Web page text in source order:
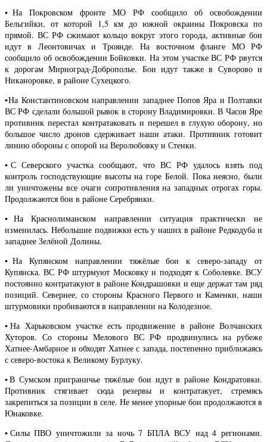
▪️На Покровском фронте МО РФ сообщило об освобождении
Бельгийки, от которой 1,5 км до южной окраины Покровска по
прямой. ВС РФ сжимают кольцо вокруг этого города, активные бои
идут в Леонтовичах и Троянде. На восточном фланге МО РФ
сообщило об освобождении Бойковки. На этом участке ВС РФ рвутся
к дорогам Мирноград-Доброполье. Бои идут также в Суворово и
Никаноровке, в районе Сухецкого.
▪️На Константиновском направлении западнее Попов Яра и Полтавки
ВС РФ сделали большой рывок в сторону Владимировки. В Часов Яре
противник перестал контратаковать и перешел в глухую оборону, но
большое число дронов сдерживает наши атаки. Противник готовит
линию обороны с опорой на Веролюбовку и Стенки.
▪️С Северского участка сообщают, что ВС РФ удалось взять под
контроль господствующие высоты на горе Белой. Пока неясно, были
ли уничтожены все очаги сопротивления на западных отрогах горы.
Продолжаются бои в районе Серебрянки.
▪️На Краснолиманском направлении ситуация практически не
изменилась. Небольшие подвижки есть у наших в районе Редкодуба и
западнее Зелёной Долины.
▪️На Купянском направлении тяжёлые бои к северо-западу от
Купянска. ВС РФ штурмуют Московку и подходят к Соболевке. ВСУ
постоянно контратакуют в районе Кондрашовки и еще держат там ряд
позиций. Севернее, со стороны Красного Первого и Каменки, наши
штурмовики пробиваются в направлении на Колодезное.
▪️На Харьковском участке есть продвижение в районе Волчанских
Хуторов. Со стороны Мелового ВС РФ продвинулись на рубеже
Хатнее-Амбарное и обходят Хатнее с запада, постепенно приближаясь
с северо-востока к Великому Бурлуку.
▪️В Сумском приграничье тяжёлые бои идут в районе Кондратовки.
Противник стягивает сюда резервы и контратакует, стремясь
закрепиться за позиции в селе. Не менее упорные бои продолжаются в
Юнаковке.
▪️Силы ПВО уничтожили за ночь 7 БПЛА ВСУ над 4 регионами.